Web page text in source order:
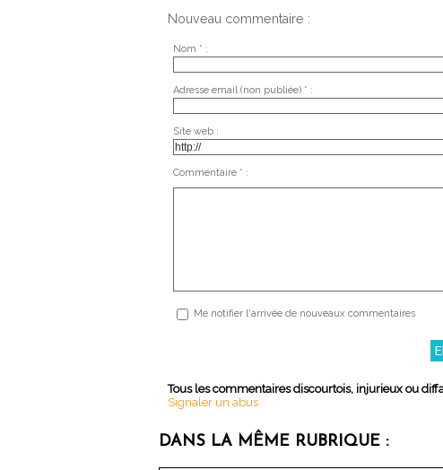
Nouveau commentaire :
Nom * :
Adresse email (non publiée) * :
Site web :
Commentaire * :
Me notifier l'arrivée de nouveaux commentaires
Tous les commentaires discourtois, injurieux ou
Signaler un abus
DANS LA MÊME RUBRIQUE :